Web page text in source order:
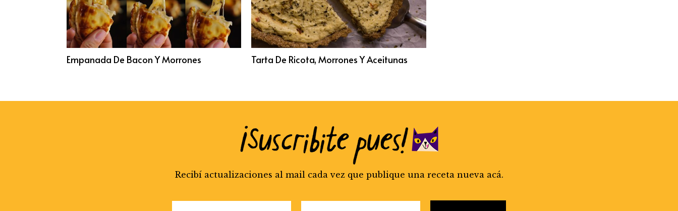
Empanada De Bacon Y Morrones Tarta De Ricota, Morrones Y Aceitunas
Recibí actualizaciones al mail cada vez que publique una receta nueva acá.